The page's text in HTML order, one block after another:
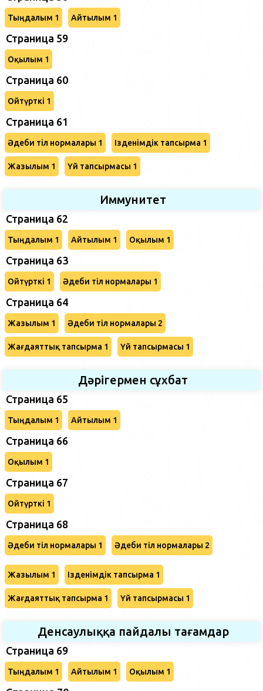
Тыңдалым 1 Айтылым 1
Страница 59
Оқылым 1
Страница 60
Ойтүрткі 1
Страница 61
Әдеби тіл нормалары 1 Ізденімдік тапсырма 1
Жазылым 1 Үй тапсырмасы 1
Иммунитет
Страница 62
Тыңдалым 1 Айтылым 1 Оқылым 1
Страница 63
Ойтүрткі 1 Әдеби тіл нормалары 1
Страница 64
Жазылым 1 Әдеби тіл нормалары 2
Жағдаяттық тапсырма 1 Үй тапсырмасы 1
Дәрігермен сұхбат
Страница 65
Тыңдалым 1 Айтылым 1
Страница 66
Оқылым 1
Страница 67
Ойтүрткі 1
Страница 68
Әдеби тіл нормалары 1 Әдеби тіл нормалары 2
Жазылым 1 Ізденімдік тапсырма 1
Жағдаяттық тапсырма 1 Үй тапсырмасы 1
Денсаулыққа пайдалы тағамдар
Страница 69
Тыңдалым 1 Айтылым 1 Оқылым 1